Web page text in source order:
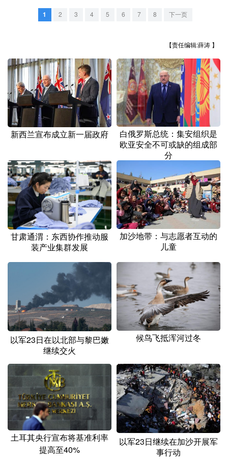
山东
西藏
陕西 甘肃 青海 宁夏
新疆 内蒙古 黑龙江
多语种频道
Русский язык 日本語 한국어
Deutsch Português
1 2 3 4 5 6 7 8 下一页
【责任编辑:薛涛 】
新西兰宣布成立新一届政府
白俄罗斯总统：集安组织是
欧亚安全不可或缺的组成部
分
甘肃通渭：东西协作推动服
装产业集群发展
加沙地带：与志愿者互动的
儿童
以军23日在以北部与黎巴嫩
继续交火
候鸟飞抵浑河过冬
土耳其央行宣布将基准利率
提高至40%
以军23日继续在加沙开展军
事行动